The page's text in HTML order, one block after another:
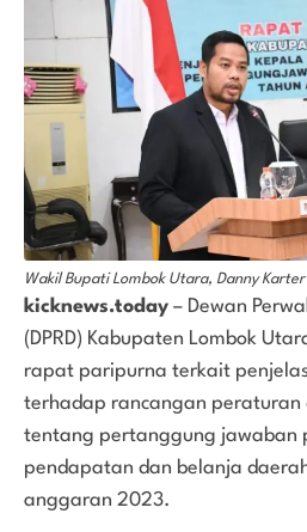
Wakil Bupati Lombok Utara, Danny
kicknews.today – Dewan
(DPRD) Kabupaten Lombok
rapat paripurna terkait
terhadap rancangan peraturan
tentang pertanggung jawaban
pendapatan dan belanja
anggaran 2023.